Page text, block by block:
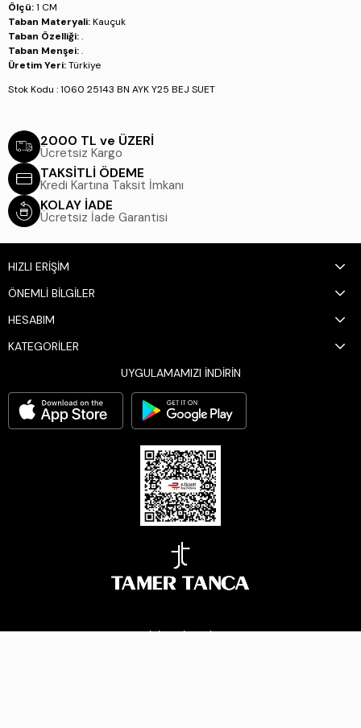
Ölçü:1 CM
Taban Materyali:Kauçuk
Taban Özelliği:.
Taban Menşei:.
Üretim Yeri:Türkiye
Stok Kodu : 1060 25143 BN AYK Y25 BEJ SUET
2000 TL ve ÜZERİ
Ücretsiz Kargo
TAKSİTLİ ÖDEME
Kredi Kartına Taksit İmkanı
KOLAY İADE
Ücretsiz İade Garantisi
HIZLI ERİŞİM
ÖNEMLİ BİLGİLER
HESABIM
KATEGORİLER
UYGULAMAMIZI İNDİRİN
BİZİ TAKİP EDİN